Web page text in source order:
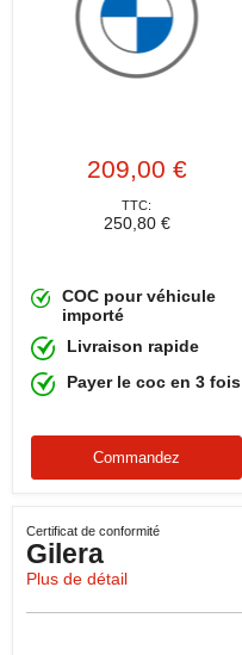
209,00 €
TTC:
250,80 €
COC pour véhicule
importé
Livraison rapide
Payer le coc en 3 fois
Commandez
Certificat de conformité
Gilera
Plus de détail